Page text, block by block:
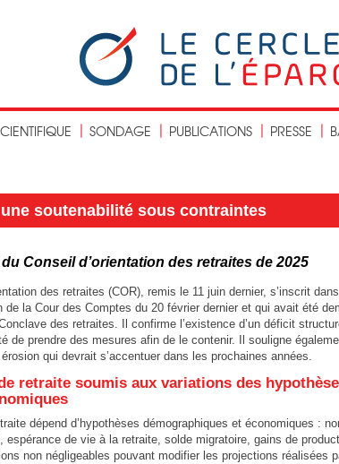
SONDAGE PUBLICATIONS PRESSE
soutenabilité sous contraintes
Conseil d’orientation des retraites de 2025
des retraites (COR), remis le 11 juin dernier, s’inscrit
la Cour des Comptes du 20 février dernier et qui avait été
des retraites. Il confirme l’existence d’un déficit
de prendre des mesures afin de le contenir. Il souligne
qui devrait s’accentuer dans les prochaines années.
retraite soumis aux variations des
dépend d’hypothèses démographiques et économiques :
de vie à la retraite, solde migratoire, gains de
non négligeables pouvant modifier les projections réalisées